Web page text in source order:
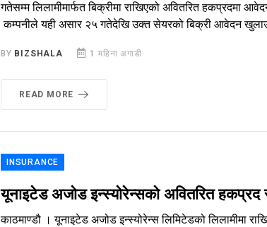
गतेसम्म लिलामीमार्फत बिक्रीमा राखिएको अवितरित हकप्रदमा
कम्पनीले यही असार २५ गतेदेखि उक्त सेयरको बिक्री आवेदन
BY BIZSHALA 1 महिना अगाडी
READ MORE
INSURANCE
यूनाइटेड अजोड इन्स्योरेन्सको अवितरित
काठमाण्डौ । यूनाइटेड अजोड इन्स्योरेन्स लिमिटेडको